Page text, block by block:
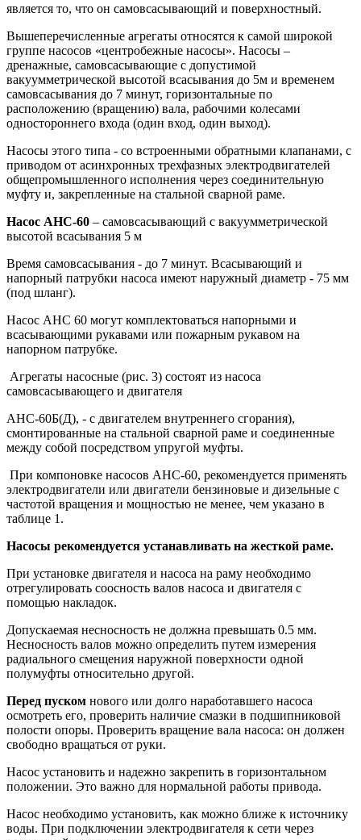
является то, что он самовсасывающий и поверхностный.
Вышеперечисленные агрегаты относятся к самой широкой
группе насосов «центробежные насосы». Насосы –
дренажные, самовсасывающие с допустимой
вакуумметрической высотой всасывания до 5м и временем
самовсасывания до 7 минут, горизонтальные по
расположению (вращению) вала, рабочими колесами
одностороннего входа (один вход, один выход).
Насосы этого типа - со встроенными обратными клапанами, с
приводом от асинхронных трехфазных электродвигателей
общепромышленного исполнения через соединительную
муфту и, закрепленные на стальной сварной раме.
Насос АНС-60 – самовсасывающий с вакуумметрической
высотой всасывания 5 м
Время самовсасывания - до 7 минут. Всасывающий и
напорный патрубки насоса имеют наружный диаметр - 75 мм
(под шланг).
Насос АНС 60 могут комплектоваться напорными и
всасывающими рукавами или пожарным рукавом на
напорном патрубке.
Агрегаты насосные (рис. 3) состоят из насоса
самовсасывающего и двигателя
АНС-60Б(Д), - с двигателем внутреннего сгорания),
смонтированные на стальной сварной раме и соединенные
между собой посредством упругой муфты.
При компоновке насосов АНС-60, рекомендуется применять
электродвигатели или двигатели бензиновые и дизельные с
частотой вращения и мощностью не менее, чем указано в
таблице 1.
Насосы рекомендуется устанавливать на жесткой раме.
При установке двигателя и насоса на раму необходимо
отрегулировать соосность валов насоса и двигателя с
помощью накладок.
Допускаемая несносность не должна превышать 0.5 мм.
Несносность валов можно определить путем измерения
радиального смещения наружной поверхности одной
полумуфты относительно другой.
Перед пуском нового или долго наработавшего насоса
осмотреть его, проверить наличие смазки в подшипниковой
полости опоры. Проверить вращение вала насоса: он должен
свободно вращаться от руки.
Насос установить и надежно закрепить в горизонтальном
положении. Это важно для нормальной работы привода.
Насос необходимо установить, как можно ближе к источнику
воды. При подключении электродвигателя к сети через